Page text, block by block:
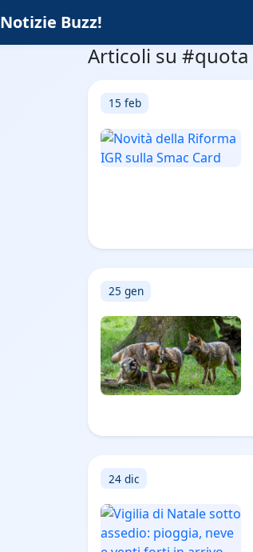
Notizie Buzz!
Articoli su #quota
15 feb
25 gen
24 dic